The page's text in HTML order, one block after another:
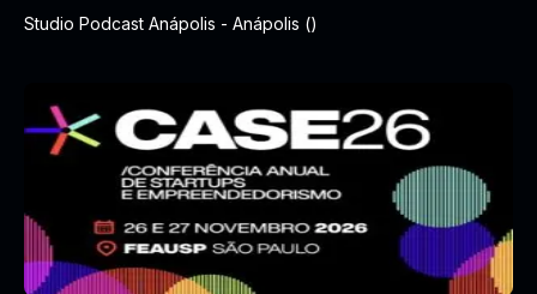
Studio Podcast Anápolis - Anápolis ()